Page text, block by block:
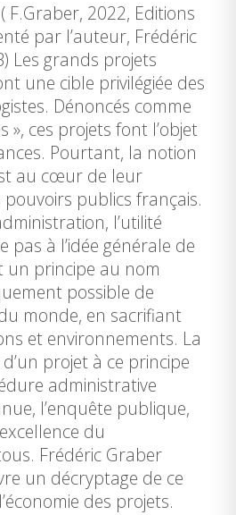
F.Graber, 2022, Editions
par l’auteur, Frédéric
Les grands projets
une cible privilégiée des
Dénoncés comme
», ces projets font l’objet
Pourtant, la notion
au cœur de leur
publics français.
l’utilité
pas à l’idée générale de
un principe au nom
possible de
monde, en sacrifiant
et environnements. La
projet à ce principe
administrative
l’enquête publique,
du
Frédéric Graber
un décryptage de ce
des projets.